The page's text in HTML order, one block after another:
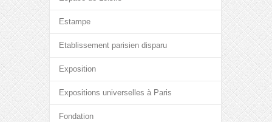
Estampe
Etablissement parisien disparu
Exposition
Expositions universelles à Paris
Fondation